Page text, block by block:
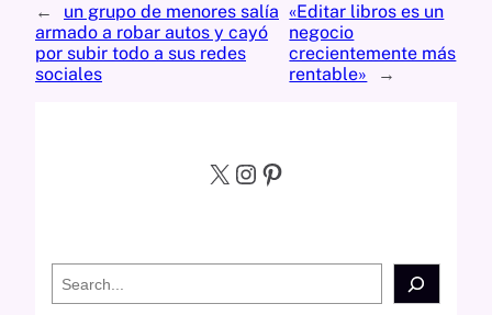
←
un grupo de menores salía
armado a robar autos y cayó
por subir todo a sus redes
sociales
«Editar libros es un
negocio
crecientemente más
rentable»
→
X Instagram Pinterest